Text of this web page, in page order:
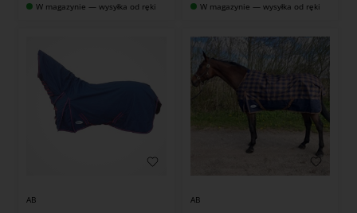
W magazynie — wysyłka od ręki W magazynie — wysyłka od ręki
AB AB